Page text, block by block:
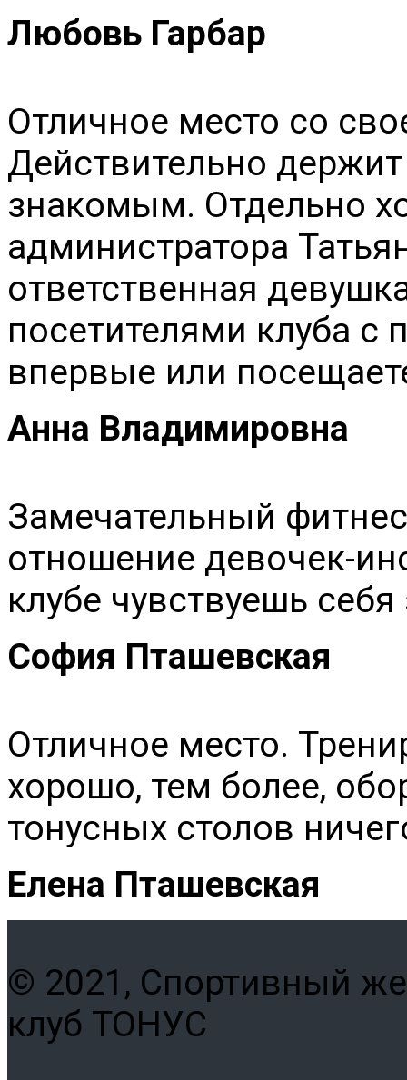
Любовь Гарбар
Отличное место со
Действительно
знакомым. Отдельно
администратора
ответственная
посетителями клуба с
впервые или
Анна Владимировна
Замечательный
отношение девочек-
клубе чувствуешь
София Пташевская
Отличное место.
хорошо, тем более,
тонусных столов
Елена Пташевская
© 2021, Спортивный
клуб ТОНУС